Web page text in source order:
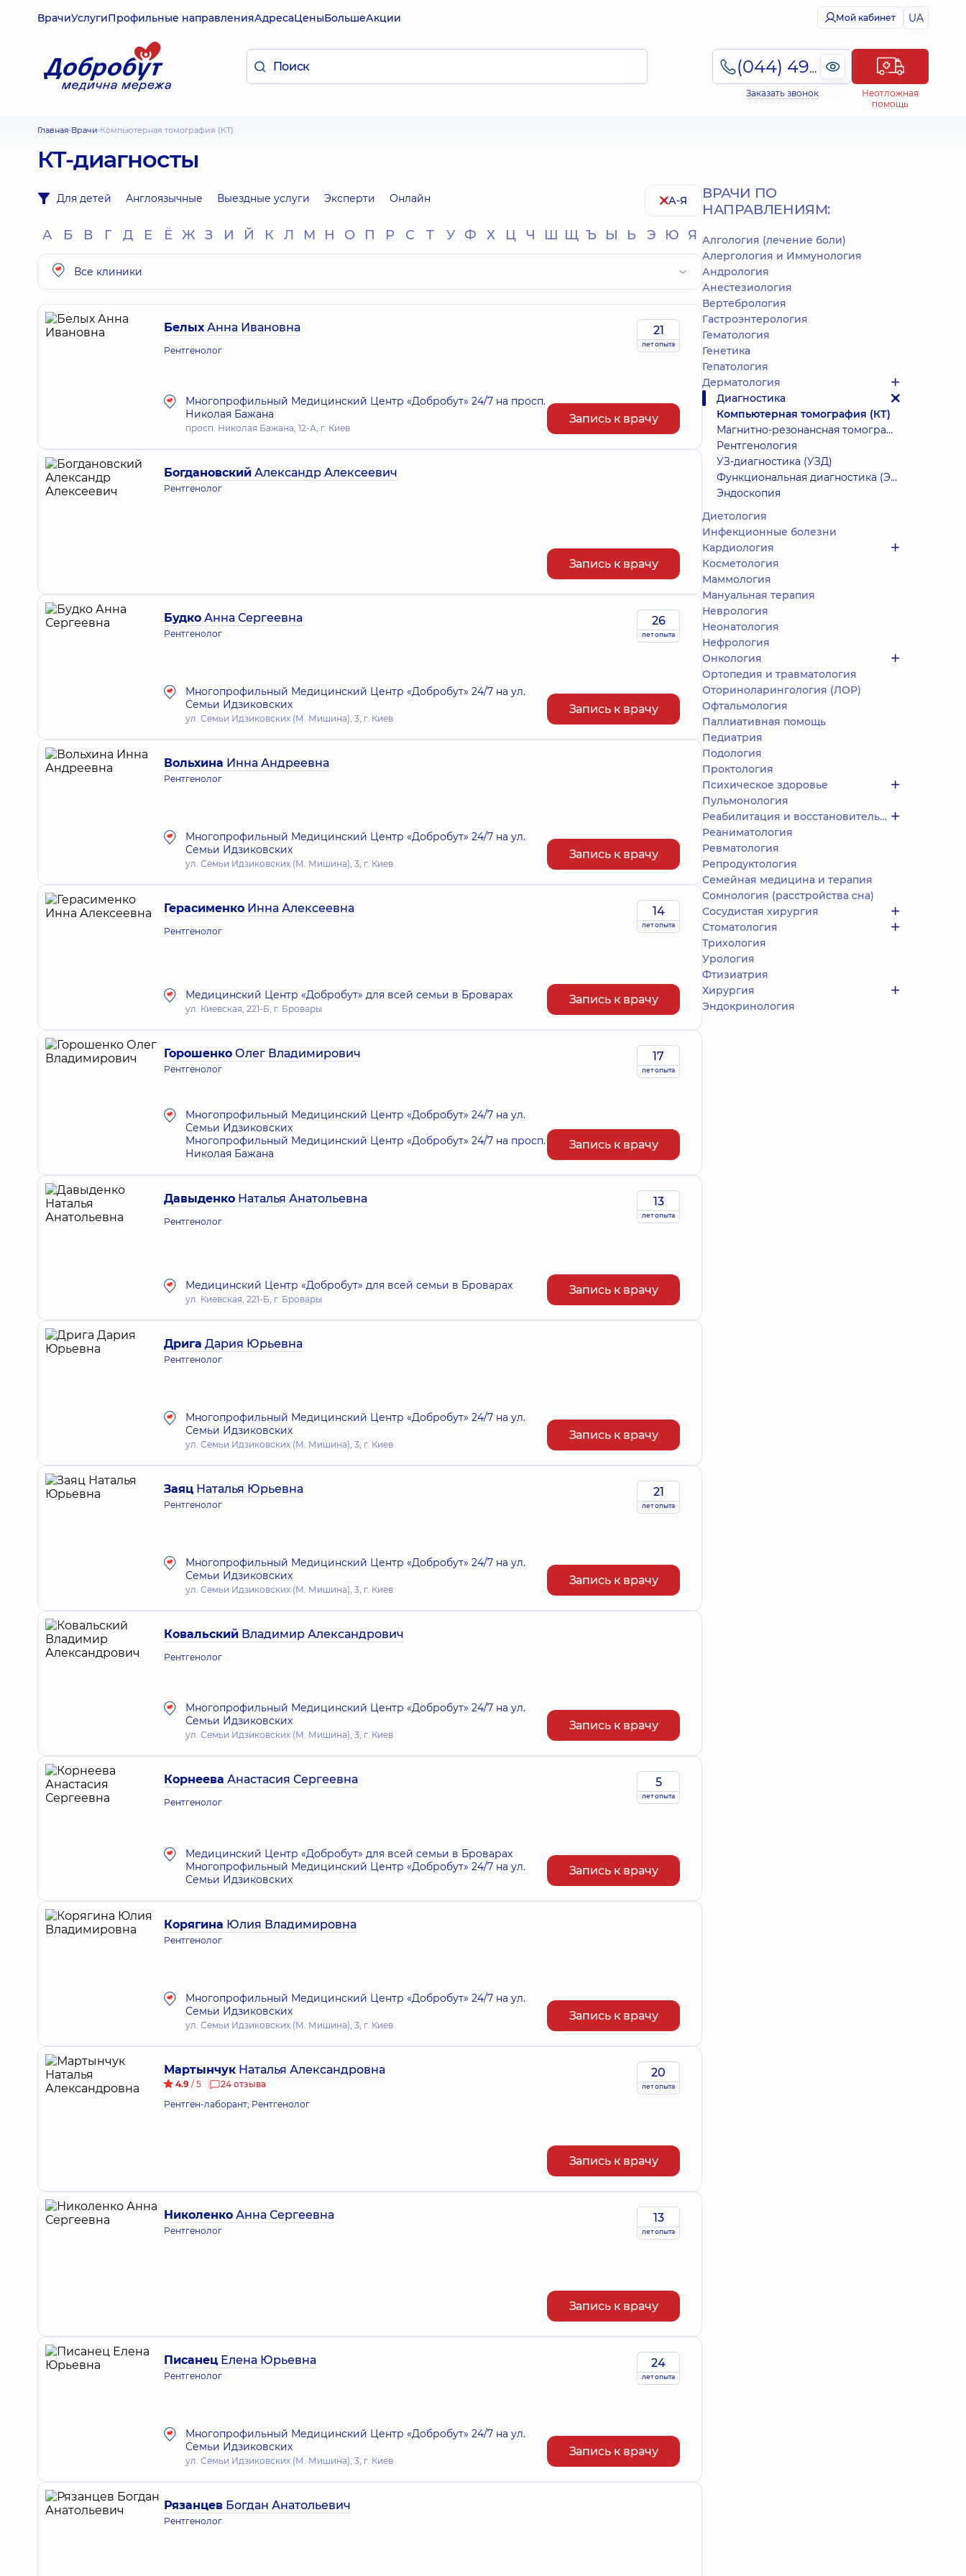
ВрачиУслугиПрофильные направленияАдресаЦеныБольшеАкции Мой кабинет UA
(044) 495-2-888
Заказать звонок
Неотложная
помощь
Главная Врачи Компьютерная томография (КТ)
КТ-диагносты
Для детей Англоязычные Выездные услуги Эксперти Онлайн А-Я
А Б В Г Д Е Ё Ж З И Й К Л М Н О П Р С Т У Ф Х Ц Ч Ш Щ Ъ Ы Ь Э Ю Я
Все клиники
БелыхАнна Ивановна
Рентгенолог
Многопрофильный Медицинский Центр «Добробут» 24/7 на просп.
Николая Бажана
просп. Николая Бажана, 12-А, г. Киев
21
лет опыта
Запись к врачу
Богдановский Александр Алексеевич
Рентгенолог
Запись к врачу
Будко Анна Сергеевна
Рентгенолог
Многопрофильный Медицинский Центр «Добробут» 24/7 на ул.
Семьи Идзиковских
ул. Семьи Идзиковских (М. Мишина), 3, г. Киев
26
лет опыта
Запись к врачу
Вольхина Инна Андреевна
Рентгенолог
Многопрофильный Медицинский Центр «Добробут» 24/7 на ул.
Семьи Идзиковских
ул. Семьи Идзиковских (М. Мишина), 3, г. Киев
Запись к врачу
Герасименко Инна Алексеевна
Рентгенолог
Медицинский Центр «Добробут» для всей семьи в Броварах
ул. Киевская, 221-Б, г. Бровары
14
лет опыта
Запись к врачу
Горошенко Олег Владимирович
Рентгенолог
Многопрофильный Медицинский Центр «Добробут» 24/7 на ул.
Семьи Идзиковских
Многопрофильный Медицинский Центр «Добробут» 24/7 на просп.
Николая Бажана
17
лет опыта
Запись к врачу
Давыденко Наталья Анатольевна
Рентгенолог
Медицинский Центр «Добробут» для всей семьи в Броварах
ул. Киевская, 221-Б, г. Бровары
13
лет опыта
Запись к врачу
Дрига Дария Юрьевна
Рентгенолог
Многопрофильный Медицинский Центр «Добробут» 24/7 на ул.
Семьи Идзиковских
ул. Семьи Идзиковских (М. Мишина), 3, г. Киев
Запись к врачу
Заяц Наталья Юрьевна
Рентгенолог
Многопрофильный Медицинский Центр «Добробут» 24/7 на ул.
Семьи Идзиковских
ул. Семьи Идзиковских (М. Мишина), 3, г. Киев
21
лет опыта
Запись к врачу
Ковальский Владимир Александрович
Рентгенолог
Многопрофильный Медицинский Центр «Добробут» 24/7 на ул.
Семьи Идзиковских
ул. Семьи Идзиковских (М. Мишина), 3, г. Киев
Запись к врачу
Корнеева Анастасия Сергеевна
Рентгенолог
Медицинский Центр «Добробут» для всей семьи в Броварах
Многопрофильный Медицинский Центр «Добробут» 24/7 на ул.
Семьи Идзиковских
5
лет опыта
Запись к врачу
Корягина Юлия Владимировна
Рентгенолог
Многопрофильный Медицинский Центр «Добробут» 24/7 на ул.
Семьи Идзиковских
ул. Семьи Идзиковских (М. Мишина), 3, г. Киев
Запись к врачу
Мартынчук Наталья Александровна
4.9 / 5
24 отзыва
Рентген-лаборант; Рентгенолог
20
лет опыта
Запись к врачу
Николенко Анна Сергеевна
Рентгенолог
13
лет опыта
Запись к врачу
Писанец Елена Юрьевна
Рентгенолог
Многопрофильный Медицинский Центр «Добробут» 24/7 на ул.
Семьи Идзиковских
ул. Семьи Идзиковских (М. Мишина), 3, г. Киев
24
лет опыта
Запись к врачу
Рязанцев Богдан Анатольевич
Рентгенолог
ВРАЧИ ПО
НАПРАВЛЕНИЯМ:
Алгология (лечение боли)
Алергология и Иммунология
Андрология
Анестезиология
Вертебрология
Гастроэнтерология
Гематология
Генетика
Гепатология
Дерматология
Диагностика
Компьютерная томография (КТ)
Магнитно-резонансная томография (МРТ)
Рентгенология
УЗ-диагностика (УЗД)
Функциональная диагностика (ЭКГ, холтер, дневное АД)
Эндоскопия
Диетология
Инфекционные болезни
Кардиология
Косметология
Маммология
Мануальная терапия
Неврология
Неонатология
Нефрология
Онкология
Ортопедия и травматология
Оториноларингология (ЛОР)
Офтальмология
Паллиативная помощь
Педиатрия
Подология
Проктология
Психическое здоровье
Пульмонология
Реабилитация и восстановительное лечение
Реаниматология
Ревматология
Репродуктология
Семейная медицина и терапия
Сомнология (расстройства сна)
Сосудистая хирургия
Стоматология
Трихология
Урология
Фтизиатрия
Хирургия
Эндокринология